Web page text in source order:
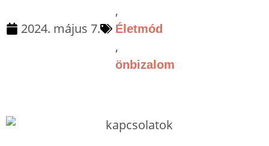
2024. május 7.
,
Életmód
,
önbizalom